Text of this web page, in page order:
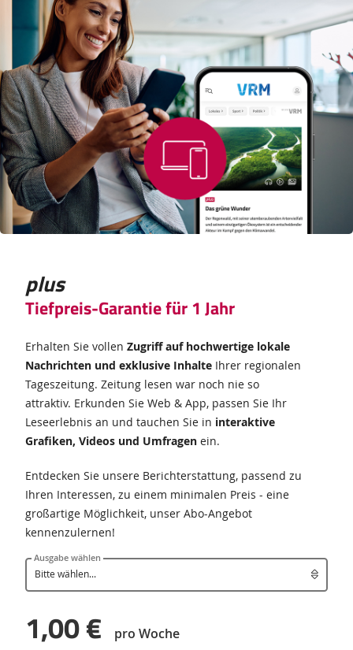
plus
Tiefpreis-Garantie für 1 Jahr
Erhalten Sie vollen Zugriff auf hochwertige lokale
Nachrichten und exklusive Inhalte Ihrer regionalen
Tageszeitung. Zeitung lesen war noch nie so
attraktiv. Erkunden Sie Web & App, passen Sie Ihr
Leseerlebnis an und tauchen Sie in interaktive
Grafiken, Videos und Umfragen ein.
Entdecken Sie unsere Berichterstattung, passend zu
Ihren Interessen, zu einem minimalen Preis - eine
großartige Möglichkeit, unser Abo-Angebot
kennenzulernen!
Ausgabe wählen
1,00 € pro Woche